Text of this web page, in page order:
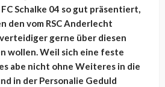
Schalke 04 so gut präsentiert,
den vom RSC Anderlecht
gerne über diesen
wollen. Weil sich eine feste
abe nicht ohne Weiteres in die
in der Personalie Geduld